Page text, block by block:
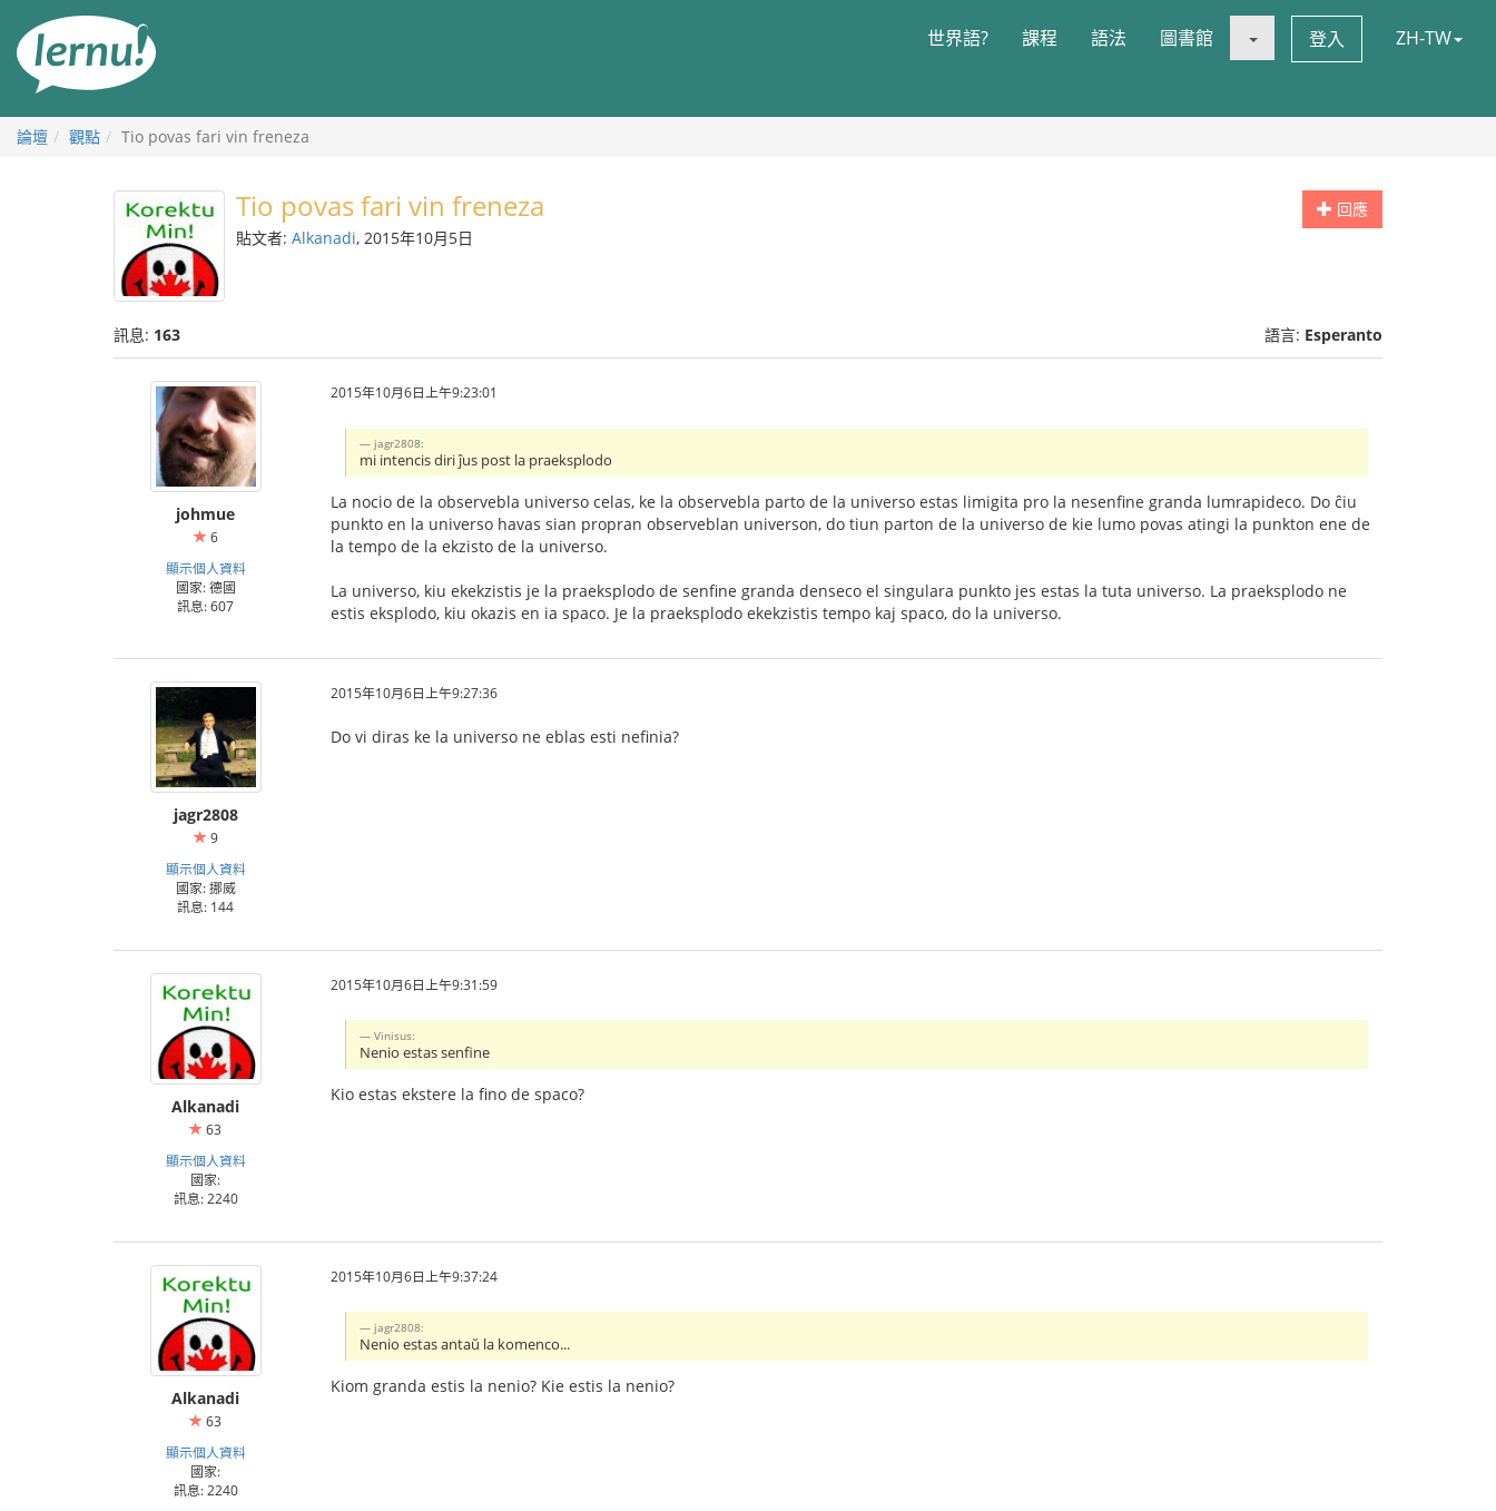
世界語? 課程 語法 圖書館 登入 ZH-TW
論壇 觀點 Tio povas fari vin freneza
回應
Tio povas fari vin freneza
貼文者: Alkanadi, 2015年10月5日
訊息: 163 語言: Esperanto
johmue
6
顯示個人資料
國家: 德國
訊息: 607
2015年10月6日上午9:23:01
jagr2808:
mi intencis diri ĵus post la praeksplodo
La nocio de la observebla universo celas, ke la observebla parto de la universo estas limigita pro la nesenfine granda lumrapideco. Do ĉiu
punkto en la universo havas sian propran observeblan universon, do tiun parton de la universo de kie lumo povas atingi la punkton ene de
la tempo de la ekzisto de la universo.
La universo, kiu ekekzistis je la praeksplodo de senfine granda denseco el singulara punkto jes estas la tuta universo. La praeksplodo ne
estis eksplodo, kiu okazis en ia spaco. Je la praeksplodo ekekzistis tempo kaj spaco, do la universo.
jagr2808
9
顯示個人資料
國家: 挪威
訊息: 144
2015年10月6日上午9:27:36
Do vi diras ke la universo ne eblas esti nefinia?
Alkanadi
63
顯示個人資料
國家:
訊息: 2240
2015年10月6日上午9:31:59
Vinisus:
Nenio estas senfine
Kio estas ekstere la fino de spaco?
Alkanadi
63
顯示個人資料
國家:
訊息: 2240
2015年10月6日上午9:37:24
jagr2808:
Nenio estas antaŭ la komenco...
Kiom granda estis la nenio? Kie estis la nenio?